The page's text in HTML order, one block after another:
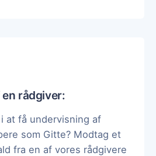
rådgiver:
at få undervisning af
som Gitte? Modtag et
fra en af vores rådgivere